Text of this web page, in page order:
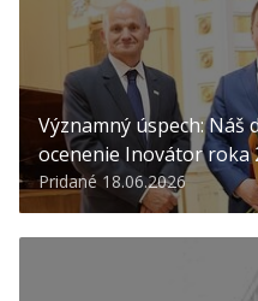
Významný úspech: Náš
ocenenie Inovátor roka
Pridané 18.06.2026